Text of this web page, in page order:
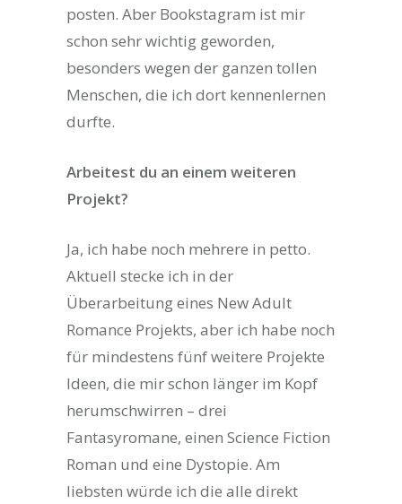
posten. Aber Bookstagram ist mir
schon sehr wichtig geworden,
besonders wegen der ganzen tollen
Menschen, die ich dort kennenlernen
durfte.
Arbeitest du an einem weiteren
Projekt?
Ja, ich habe noch mehrere in petto.
Aktuell stecke ich in der
Überarbeitung eines New Adult
Romance Projekts, aber ich habe noch
für mindestens fünf weitere Projekte
Ideen, die mir schon länger im Kopf
herumschwirren – drei
Fantasyromane, einen Science Fiction
Roman und eine Dystopie. Am
liebsten würde ich die alle direkt